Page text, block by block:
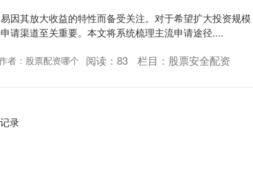
因其放大收益的特性而备受关注。对于希望扩大投资规模
请渠道至关重要。本文将系统梳理主流申请途径....
者：股票配资哪个 阅读： 83 栏目： 股票安全配资
录